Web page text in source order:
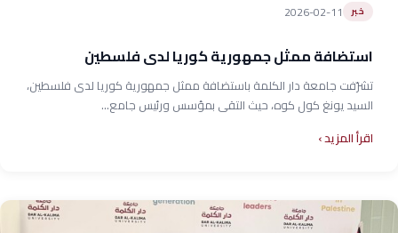
خبر 2026-02-11
استضافة ممثل جمهورية كوريا لدى فلسطين
تشرّفت جامعة دار الكلمة باستضافة ممثل جمهورية كوريا لدى فلسطين،
السيد يونغ كول كوه، حيث التقى بمؤسس ورئيس جامع...
اقرأ المزيد